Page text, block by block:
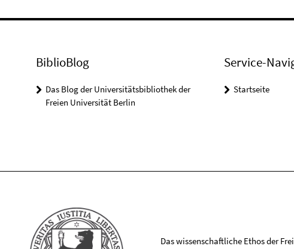
BiblioBlog
Das Blog der Universitätsbibliothek der
Freien Universität Berlin
Service-
Startseite
Das wissenschaftliche Ethos der